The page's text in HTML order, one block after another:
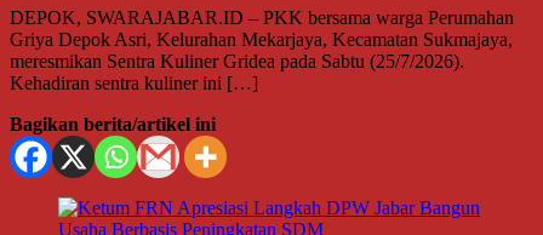
DEPOK, SWARAJABAR.ID – PKK bersama warga Perumahan
Griya Depok Asri, Kelurahan Mekarjaya, Kecamatan Sukmajaya,
meresmikan Sentra Kuliner Gridea pada Sabtu (25/7/2026).
Kehadiran sentra kuliner ini […]
Bagikan berita/artikel ini